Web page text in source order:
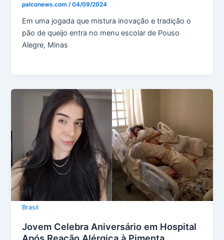
palconews.com/04/09/2024
Em uma jogada que mistura inovação e tradição o
pão de queijo entra no menu escolar de Pouso
Alegre, Minas
Brasil
Jovem Celebra Aniversário em Hospital